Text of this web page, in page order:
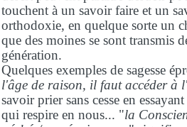
touchent à un savoir faire et un
orthodoxie, en quelque sorte un
que des moines se sont transmis
génération.
Quelques exemples de sagesse
l'âge de raison, il faut accéder à
savoir prier sans cesse en
qui respire en nous... "la